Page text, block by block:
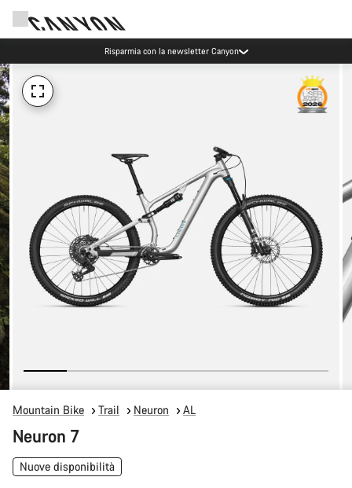
Risparmia con la newsletter Canyon
Mountain Bike Trail Neuron AL
Neuron 7
Nuove disponibilità